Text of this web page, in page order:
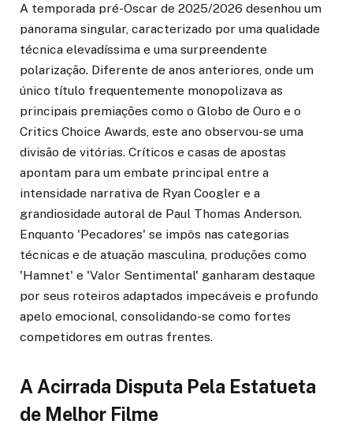
A temporada pré-Oscar de 2025/2026 desenhou um
panorama singular, caracterizado por uma qualidade
técnica elevadíssima e uma surpreendente
polarização. Diferente de anos anteriores, onde um
único título frequentemente monopolizava as
principais premiações como o Globo de Ouro e o
Critics Choice Awards, este ano observou-se uma
divisão de vitórias. Críticos e casas de apostas
apontam para um embate principal entre a
intensidade narrativa de Ryan Coogler e a
grandiosidade autoral de Paul Thomas Anderson.
Enquanto 'Pecadores' se impôs nas categorias
técnicas e de atuação masculina, produções como
'Hamnet' e 'Valor Sentimental' ganharam destaque
por seus roteiros adaptados impecáveis e profundo
apelo emocional, consolidando-se como fortes
competidores em outras frentes.
A Acirrada Disputa Pela Estatueta
de Melhor Filme